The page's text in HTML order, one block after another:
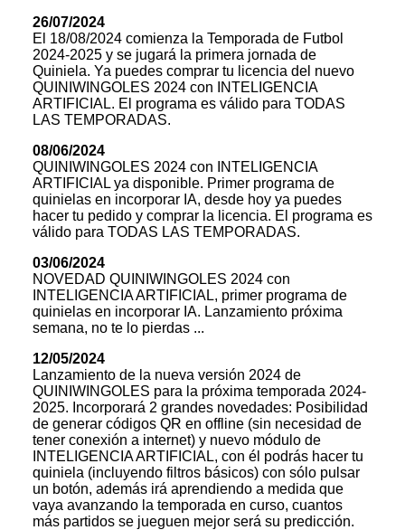
26/07/2024
El 18/08/2024 comienza la Temporada de Futbol
2024-2025 y se jugará la primera jornada de
Quiniela. Ya puedes comprar tu licencia del nuevo
QUINIWINGOLES 2024 con INTELIGENCIA
ARTIFICIAL. El programa es válido para TODAS
LAS TEMPORADAS.
08/06/2024
QUINIWINGOLES 2024 con INTELIGENCIA
ARTIFICIAL ya disponible. Primer programa de
quinielas en incorporar IA, desde hoy ya puedes
hacer tu pedido y comprar la licencia. El programa es
válido para TODAS LAS TEMPORADAS.
03/06/2024
NOVEDAD QUINIWINGOLES 2024 con
INTELIGENCIA ARTIFICIAL, primer programa de
quinielas en incorporar IA. Lanzamiento próxima
semana, no te lo pierdas ...
12/05/2024
Lanzamiento de la nueva versión 2024 de
QUINIWINGOLES para la próxima temporada 2024-
2025. Incorporará 2 grandes novedades: Posibilidad
de generar códigos QR en offline (sin necesidad de
tener conexión a internet) y nuevo módulo de
INTELIGENCIA ARTIFICIAL, con él podrás hacer tu
quiniela (incluyendo filtros básicos) con sólo pulsar
un botón, además irá aprendiendo a medida que
vaya avanzando la temporada en curso, cuantos
más partidos se jueguen mejor será su predicción.